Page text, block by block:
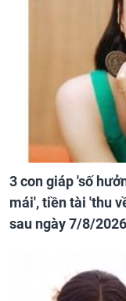
3 con giáp 'số
mái', tiền tài 'thu
sau ngày 7/8/2026